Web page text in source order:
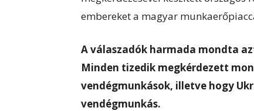
embereket a magyar
A válaszadók harmada mondta
Minden tizedik megkérdezett
vendégmunkások, illetve hogy
vendégmunkás.